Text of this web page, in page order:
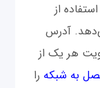
از
هر یک از
به شبکه را